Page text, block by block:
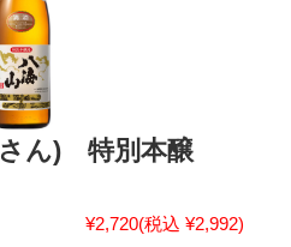
ん) 特別本醸
¥2,720(税込 ¥2,992)